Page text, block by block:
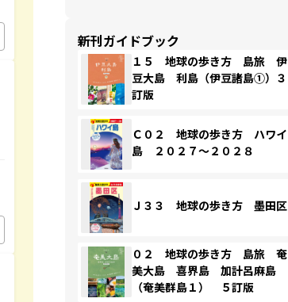
新刊ガイドブック
１５ 地球の歩き方 島旅 伊
豆大島 利島（伊豆諸島①）３
訂版
Ｃ０２ 地球の歩き方 ハワイ
島 ２０２７～２０２８
Ｊ３３ 地球の歩き方 墨田区
０２ 地球の歩き方 島旅 奄
美大島 喜界島 加計呂麻島
（奄美群島１） ５訂版